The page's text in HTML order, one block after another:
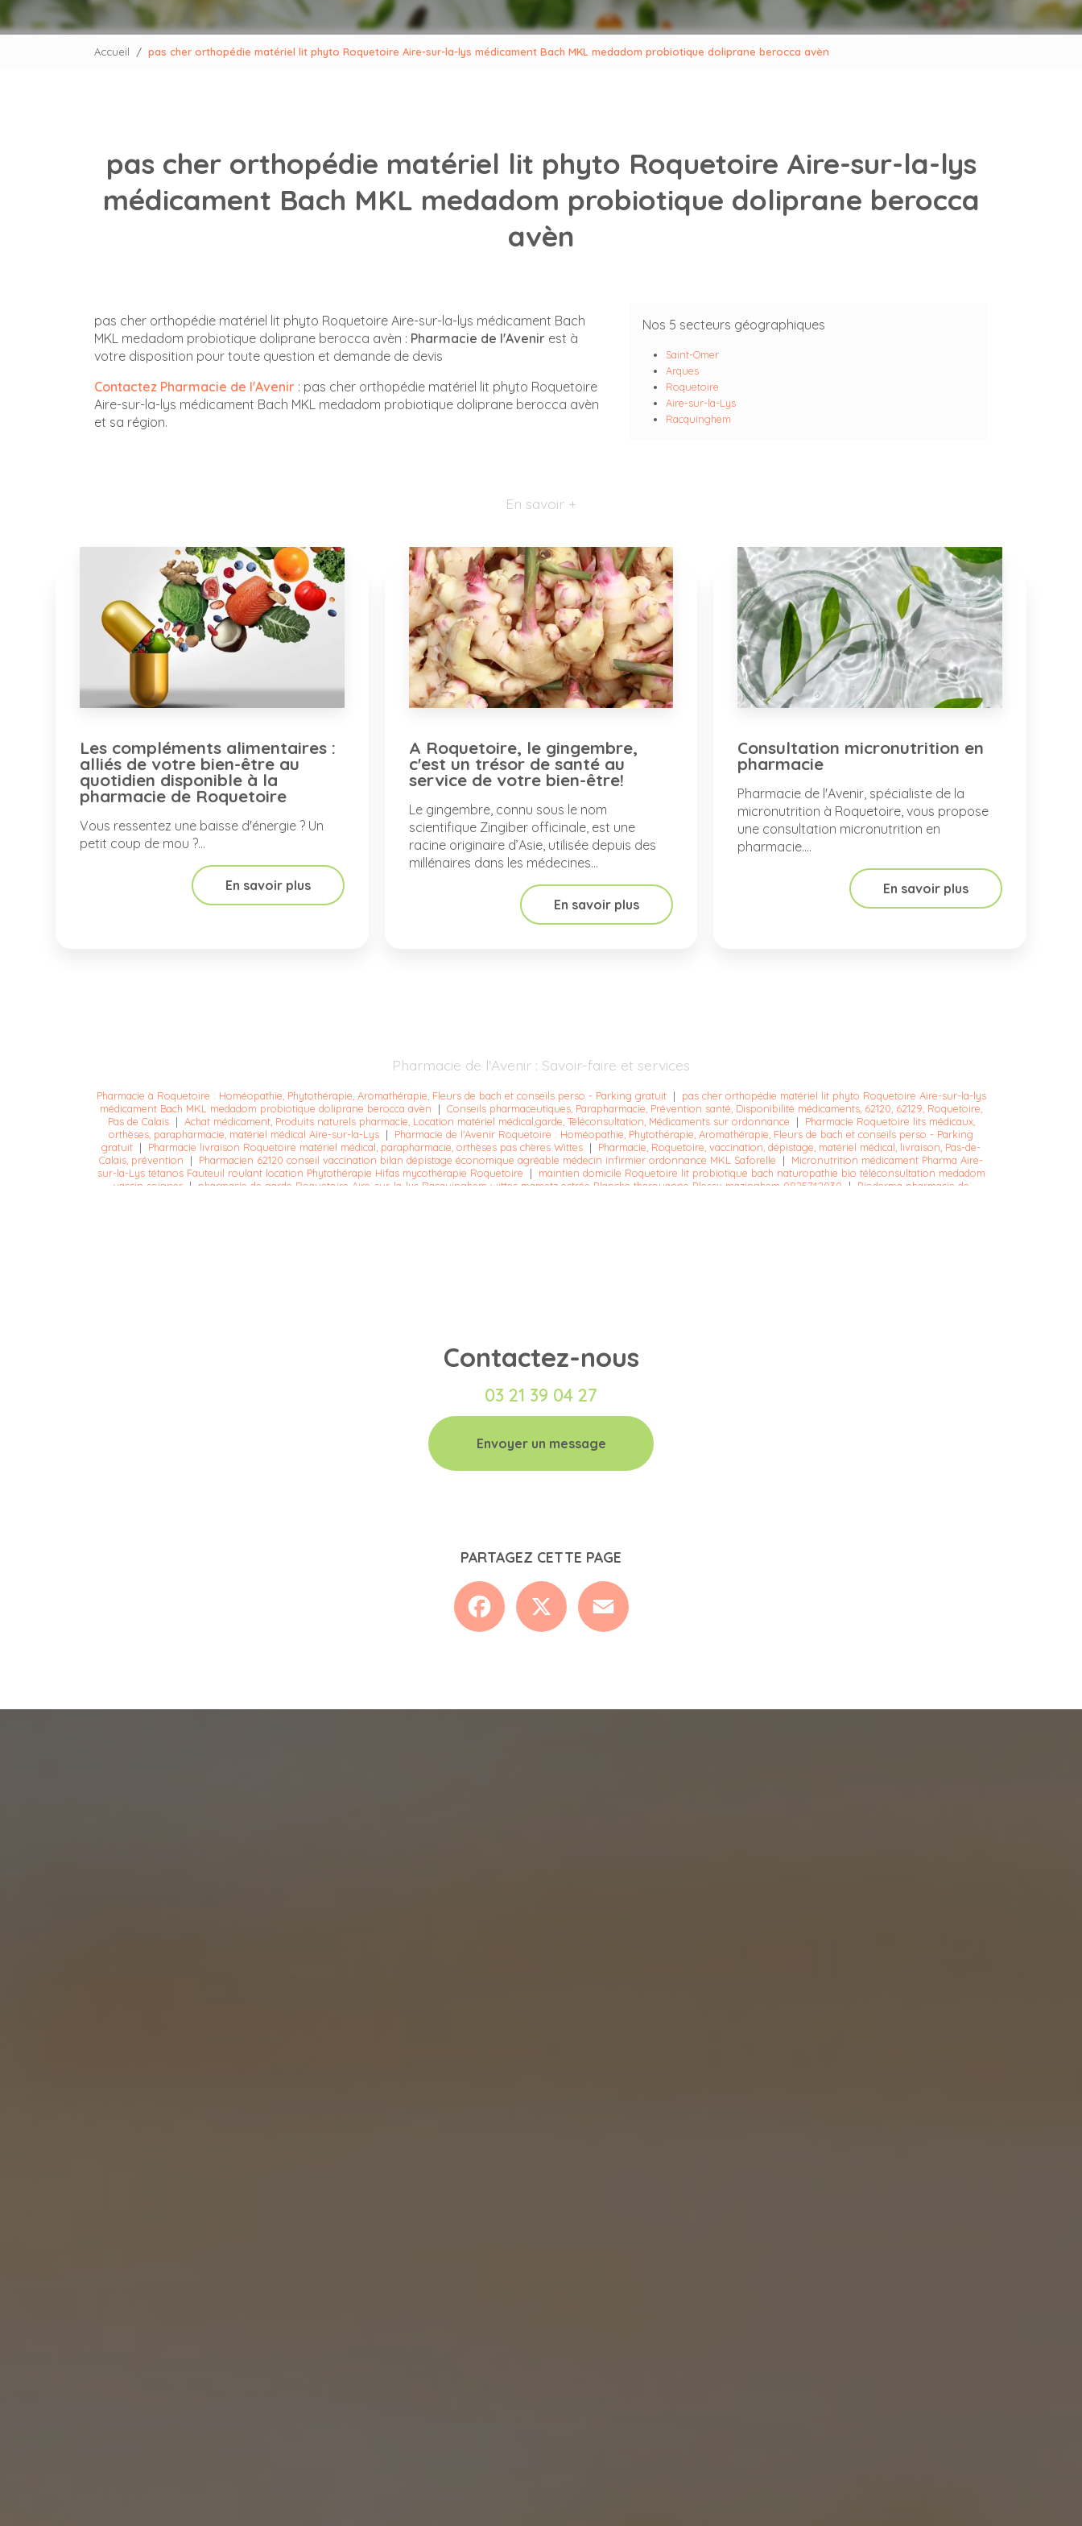
Accueil pas cher orthopédie matériel lit phyto Roquetoire Aire-sur-la-lys médicament Bach MKL medadom probiotique doliprane berocca avèn
pas cher orthopédie matériel lit phyto Roquetoire Aire-sur-la-lys
médicament Bach MKL medadom probiotique doliprane berocca
avèn
pas cher orthopédie matériel lit phyto Roquetoire Aire-sur-la-lys médicament Bach
MKL medadom probiotique doliprane berocca avèn : Pharmacie de l'Avenir est à
votre disposition pour toute question et demande de devis
Contactez Pharmacie de l'Avenir : pas cher orthopédie matériel lit phyto Roquetoire
Aire-sur-la-lys médicament Bach MKL medadom probiotique doliprane berocca avèn
et sa région.
Nos 5 secteurs géographiques
Saint-Omer
Arques
Roquetoire
Aire-sur-la-Lys
Racquinghem
En savoir +
Les compléments alimentaires :
alliés de votre bien-être au
quotidien disponible à la
pharmacie de Roquetoire
Vous ressentez une baisse d'énergie ? Un
petit coup de mou ?...
En savoir plus
A Roquetoire, le gingembre,
c'est un trésor de santé au
service de votre bien-être!
Le gingembre, connu sous le nom
scientifique Zingiber officinale, est une
racine originaire d’Asie, utilisée depuis des
millénaires dans les médecines...
En savoir plus
Consultation micronutrition en
pharmacie
Pharmacie de l'Avenir, spécialiste de la
micronutrition à Roquetoire, vous propose
une consultation micronutrition en
pharmacie....
En savoir plus
Pharmacie de l'Avenir : Savoir-faire et services
Pharmacie à Roquetoire : Homéopathie, Phytothérapie, Aromathérapie, Fleurs de bach et conseils perso - Parking gratuit| pas cher orthopédie matériel lit phyto Roquetoire Aire-sur-la-lys
médicament Bach MKL medadom probiotique doliprane berocca avèn | Conseils pharmaceutiques, Parapharmacie, Prévention santé, Disponibilité médicaments, 62120, 62129, Roquetoire,
Pas de Calais| Achat médicament, Produits naturels pharmacie, Location matériel médical,garde, Téléconsultation, Médicaments sur ordonnance | Pharmacie Roquetoire lits médicaux,
orthèses, parapharmacie, matériel médical Aire-sur-la-Lys | Pharmacie de l'Avenir Roquetoire : Homéopathie, Phytothérapie, Aromathérapie, Fleurs de bach et conseils perso - Parking
gratuit | Pharmacie livraison Roquetoire matériel médical, parapharmacie, orthèses pas chères Wittes | Pharmacie, Roquetoire, vaccination, dépistage, matériel médical, livraison, Pas-de-
Calais, prévention | Pharmacien 62120 conseil vaccination bilan dépistage économique agréable médecin infirmier ordonnance MKL Saforelle | Micronutrition médicament Pharma Aire-
sur-la-Lys tétanos Fauteuil roulant location Phytothérapie Hifas mycothérapie Roquetoire | maintien domicile Roquetoire lit probiotique bach naturopathie bio téléconsultation medadom
vaccin soigner| pharmacie de garde Roquetoire Aire-sur-la-lys Racquinghem wittes mametz estrée Blanche therouanne Blessy mazinghem 0825742030 | Bioderma pharmacie de
Contactez-nous
03 21 39 04 27
Envoyer un message
PARTAGEZ CETTE PAGE
Facebook